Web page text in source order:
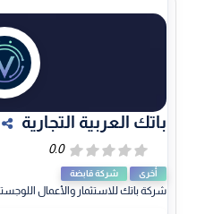
باتك العربية التجارية
أخرى شركة قابضة
شركة باتك للاستثمار والأعمال